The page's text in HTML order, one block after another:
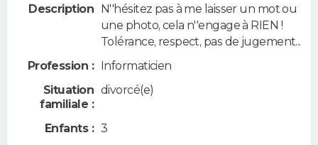
Description N''hésitez pas à me laisser un mot ou
une photo, cela n''engage à RIEN !
Tolérance, respect, pas de jugement...
Profession : Informaticien
Situation
familiale :
divorcé(e)
Enfants : 3